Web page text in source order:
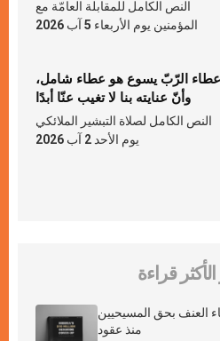
النص الكامل للمقابلة العامّة مع
المؤمنين يوم الأربعاء 5 آب 2026
عطاء الرّبّ يسوع هو عطاء شامل،
وأنّ عنايته بنا لا تغيب عنّا أبدًا
النص الكامل لصلاة التبشير الملائكي
يوم الأحد 2 آب 2026
الأكثر قراءة
العنف بحق المسيحيين
منذ عقود